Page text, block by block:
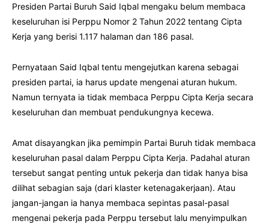
Presiden Partai Buruh Said Iqbal mengaku belum membaca
keseluruhan isi Perppu Nomor 2 Tahun 2022 tentang Cipta
Kerja yang berisi 1.117 halaman dan 186 pasal.
Pernyataan Said Iqbal tentu mengejutkan karena sebagai
presiden partai, ia harus update mengenai aturan hukum.
Namun ternyata ia tidak membaca Perppu Cipta Kerja secara
keseluruhan dan membuat pendukungnya kecewa.
Amat disayangkan jika pemimpin Partai Buruh tidak membaca
keseluruhan pasal dalam Perppu Cipta Kerja. Padahal aturan
tersebut sangat penting untuk pekerja dan tidak hanya bisa
dilihat sebagian saja (dari klaster ketenagakerjaan). Atau
jangan-jangan ia hanya membaca sepintas pasal-pasal
mengenai pekerja pada Perppu tersebut lalu menyimpulkan